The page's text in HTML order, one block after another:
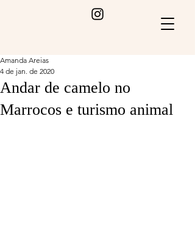
Andar de camelo no
Marrocos e turismo animal
Amanda Areias
4 de jan. de 2020